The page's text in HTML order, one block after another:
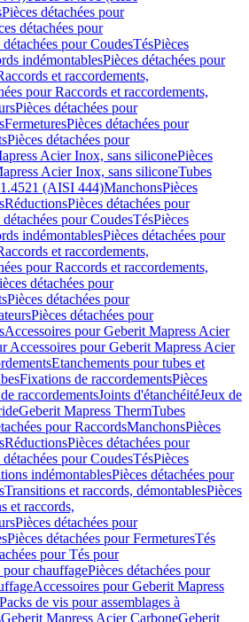
Pièces détachées pour
détachées pour
détachées pour CoudesTésPièces
indémontablesPièces détachées pour
et raccordements,
pour Raccords et raccordements,
Pièces détachées pour
FermeturesPièces détachées pour
Pièces détachées pour
Acier Inox, sans siliconePièces
Acier Inox, sans siliconeTubes
(AISI 444)ManchonsPièces
RéductionsPièces détachées pour
détachées pour CoudesTésPièces
indémontablesPièces détachées pour
et raccordements,
pour Raccords et raccordements,
détachées pour
Pièces détachées pour
Pièces détachées pour
Accessoires pour Geberit Mapress Acier
Accessoires pour Geberit Mapress Acier
Etanchements pour tubes et
Fixations de raccordementsPièces
raccordementsJoints d'étanchéitéJeux de
Geberit Mapress ThermTubes
pour RaccordsManchonsPièces
RéductionsPièces détachées pour
détachées pour CoudesTésPièces
indémontablesPièces détachées pour
Transitions et raccords, démontablesPièces
et raccords,
Pièces détachées pour
Pièces détachées pour FermeturesTés
pour Tés pour
pour chauffagePièces détachées pour
Accessoires pour Geberit Mapress
Packs de vis pour assemblages à
Geberit Mapress Acier CarboneGeberit